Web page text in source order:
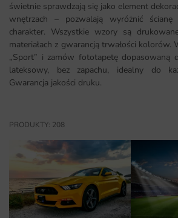
świetnie sprawdzają się jako element
wnętrzach – pozwalają wyróżnić
charakter. Wszystkie wzory są
materiałach z gwarancją trwałości kolorów.
„Sport” i zamów fototapetę dopasowaną
lateksowy, bez zapachu, idealny do
Gwarancja jakości druku.
PRODUKTY: 208